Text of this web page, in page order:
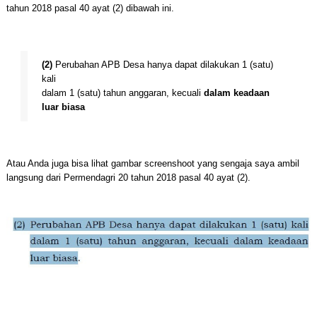
tahun 2018 pasal 40 ayat (2) dibawah ini.
(2)Perubahan APB Desa hanya dapat dilakukan 1 (satu)
kali
dalam 1 (satu) tahun anggaran, kecuali dalam keadaan
luar biasa
Atau Anda juga bisa lihat gambar screenshoot yang sengaja saya ambil
langsung dari Permendagri 20 tahun 2018 pasal 40 ayat (2).